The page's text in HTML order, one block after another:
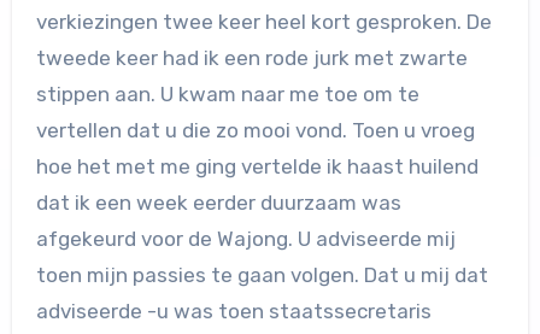
verkiezingen twee keer heel kort gesproken. De
tweede keer had ik een rode jurk met zwarte
stippen aan. U kwam naar me toe om te
vertellen dat u die zo mooi vond. Toen u vroeg
hoe het met me ging vertelde ik haast huilend
dat ik een week eerder duurzaam was
afgekeurd voor de Wajong. U adviseerde mij
toen mijn passies te gaan volgen. Dat u mij dat
adviseerde -u was toen staatssecretaris